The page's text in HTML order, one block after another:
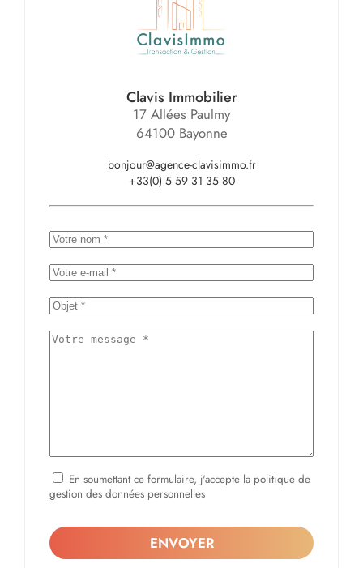
Clavis Immobilier
17 Allées Paulmy
64100 Bayonne
bonjour@agence-clavisimmo.fr
+33(0) 5 59 31 35 80
En soumettant ce formulaire, j'accepte la politique de
gestion des données personnelles